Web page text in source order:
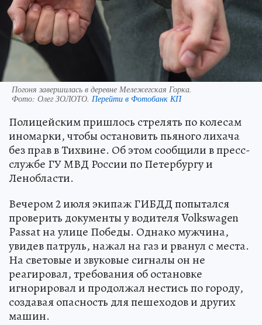
Погоня завершилась в деревне Мележегская Горка.
Фото: Олег ЗОЛОТО. Перейти в Фотобанк КП
Полицейским пришлось стрелять по колесам
иномарки, чтобы остановить пьяного лихача
без прав в Тихвине. Об этом сообщили в пресс-
службе ГУ МВД России по Петербургу и
Ленобласти.
Вечером 2 июля экипаж ГИБДД попытался
проверить документы у водителя Volkswagen
Passat на улице Победы. Однако мужчина,
увидев патруль, нажал на газ и рванул с места.
На световые и звуковые сигналы он не
реагировал, требования об остановке
игнорировал и продолжал нестись по городу,
создавая опасность для пешеходов и других
машин.